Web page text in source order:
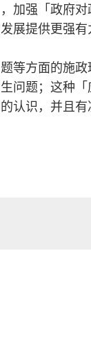
加强「政府
展提供更强有
等方面的施
题；这种「
认识，并且